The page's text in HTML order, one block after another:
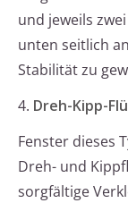
und jeweils
unten seitlich
Stabilität zu
4. Dreh-Kipp-
Fenster dieses
Dreh- und
sorgfältige